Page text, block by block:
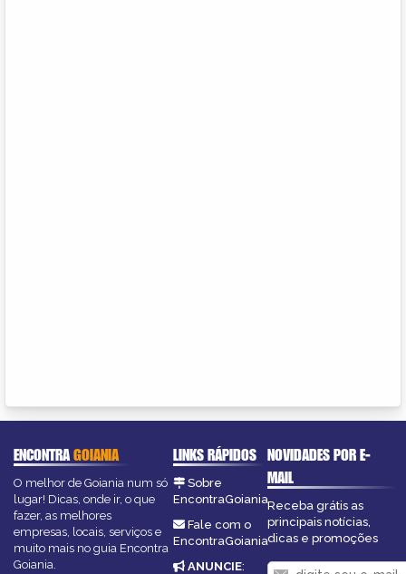
ENCONTRAGOIANIA
O melhor de Goiania num só
lugar! Dicas, onde ir, o que
fazer, as melhores
empresas, locais, serviços e
muito mais no guia Encontra
Goiania.
LINKS RÁPIDOS
Sobre
EncontraGoiania
Fale com o
EncontraGoiania
ANUNCIE:
NOVIDADES POR E-
MAIL
Receba grátis as
principais notícias,
dicas e promoções